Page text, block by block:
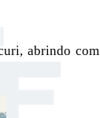
abrindo com